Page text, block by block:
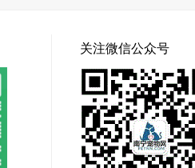
关注微信公众号